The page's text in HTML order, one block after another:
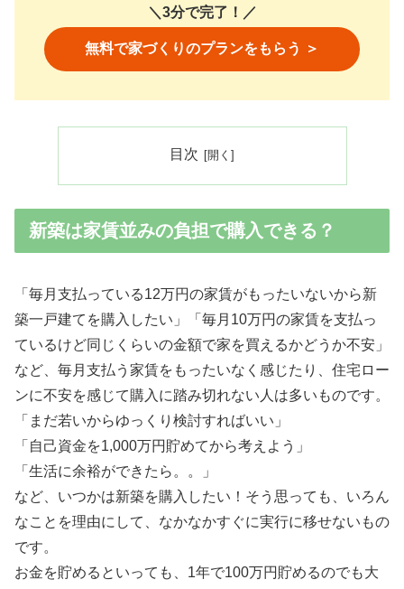
＼3分で完了！／
無料で家づくりのプランをもらう ＞
目次
新築は家賃並みの負担で購入できる？
「毎月支払っている12万円の家賃がもったいないから新
築一戸建てを購入したい」「毎月10万円の家賃を支払っ
ているけど同じくらいの金額で家を買えるかどうか不安」
など、毎月支払う家賃をもったいなく感じたり、住宅ロー
ンに不安を感じて購入に踏み切れない人は多いものです。
「まだ若いからゆっくり検討すればいい」
「自己資金を1,000万円貯めてから考えよう」
「生活に余裕ができたら。。」
など、いつかは新築を購入したい！そう思っても、いろん
なことを理由にして、なかなかすぐに実行に移せないもの
です。
お金を貯めるといっても、1年で100万円貯めるのでも大